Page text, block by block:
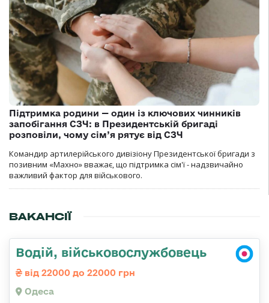
Підтримка родини — один із ключових чинників
запобігання СЗЧ: в Президентській бригаді
розповіли, чому сім’я рятує від СЗЧ
Командир артилерійського дивізіону Президентської бригади з
позивним «Махно» вважає, що підтримка сім'ї - надзвичайно
важливий фактор для військового.
ВАКАНСІЇ
Водій, військовослужбовець
від 22000 до 22000 грн
Одеса